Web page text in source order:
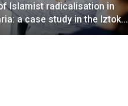
Islamist radicalisation in
a case study in the Iztok…